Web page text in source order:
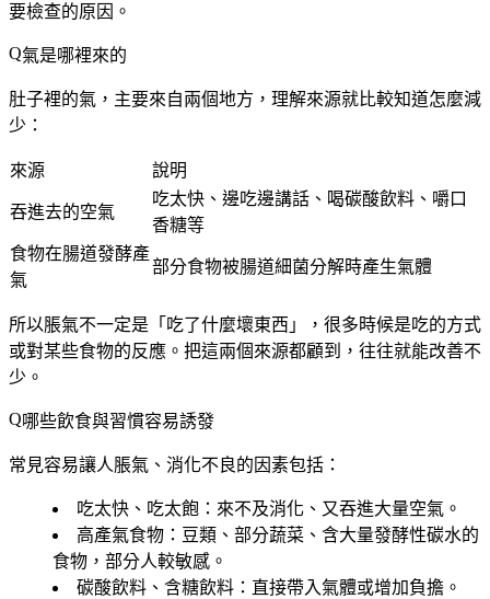
要檢查的原因。
氣是哪裡來的
肚子裡的氣，主要來自兩個地方，理解來源就比較知道怎麼減
少：
來源 說明
吞進去的空氣
吃太快、邊吃邊講話、喝碳酸飲料、嚼口
香糖等
食物在腸道發酵產
氣
部分食物被腸道細菌分解時產生氣體
所以脹氣不一定是「吃了什麼壞東西」，很多時候是吃的方式
或對某些食物的反應 。把這兩個來源都顧到，往往就能改善不
少。
哪些飲食與習慣容易誘發
常見容易讓人脹氣、消化不良的因素包括：
吃太快、吃太飽 ：來不及消化、又吞進大量空氣。
高產氣食物 ：豆類、部分蔬菜、含大量發酵性碳水的
食物，部分人較敏感。
碳酸飲料、含糖飲料 ：直接帶入氣體或增加負擔。